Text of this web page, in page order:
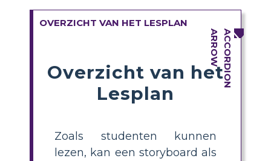
OVERZICHT VAN HET LESPLAN
Overzicht van het
Lesplan
Zoals studenten kunnen
lezen, kan een storyboard als